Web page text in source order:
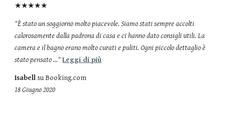
★★★★★
"È stato un soggiorno molto piacevole. Siamo stati sempre accolti
calorosamente dalla padrona di casa e ci hanno dato consigli utili. La
camera e il bagno erano molto curati e puliti. Ogni piccolo dettaglio è
stato pensato ..."Leggi di più
Isabell su Booking.com
18 Giugno 2020